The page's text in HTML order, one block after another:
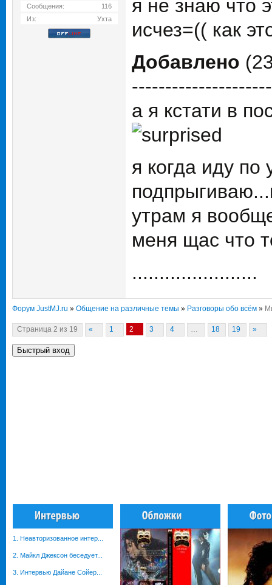
Сообщения:
116
Из:
Ухта
я не знаю что
исчез=(( как
Добавлено
а я кстати в
я когда иду по
утрам я
меня щас что
.......................
Форум JustMJ.ru » Общение на различные темы » Разговоры обо всём »
Страница 2 из 19 « 1 2 3 4 … 18 19 »
1. Неавторизованное интер...
2. Майкл Джексон беседует...
3. Интервью Дайане Сойер...